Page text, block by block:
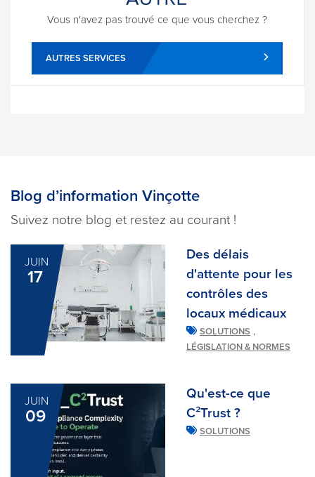
Vous n'avez pas trouvé ce que vous cherchez ?
AUTRES SERVICES
Blog d’information Vinçotte
Suivez notre blog et restez au courant !
JUIN
17
Des délais
d'attente pour les
contrôles des
locaux médicaux
SOLUTIONS ,
LÉGISLATION & NORMES
JUIN
09
Qu'est-ce que
C²Trust ?
SOLUTIONS